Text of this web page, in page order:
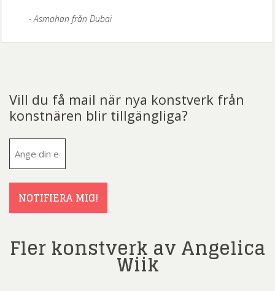
Asmahan från Dubai
Vill du få mail när nya konstverk från
konstnären blir tillgängliga?
NOTIFIERA MIG!
Fler konstverk av Angelica
Wiik